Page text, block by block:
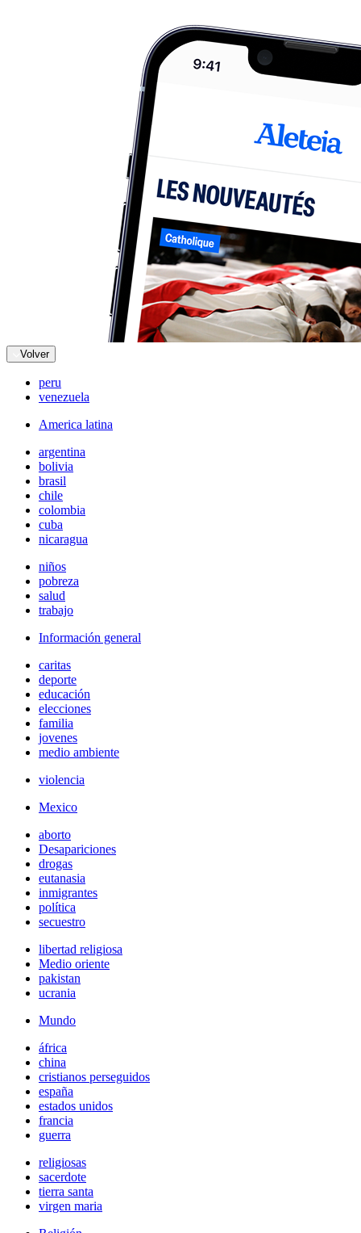
Volver
peru
venezuela
America latina
argentina
bolivia
brasil
chile
colombia
cuba
nicaragua
niños
pobreza
salud
trabajo
Información general
caritas
deporte
educación
elecciones
familia
jovenes
medio ambiente
violencia
Mexico
aborto
Desapariciones
drogas
eutanasia
inmigrantes
política
secuestro
libertad religiosa
Medio oriente
pakistan
ucrania
Mundo
áfrica
china
cristianos perseguidos
españa
estados unidos
francia
guerra
religiosas
sacerdote
tierra santa
virgen maria